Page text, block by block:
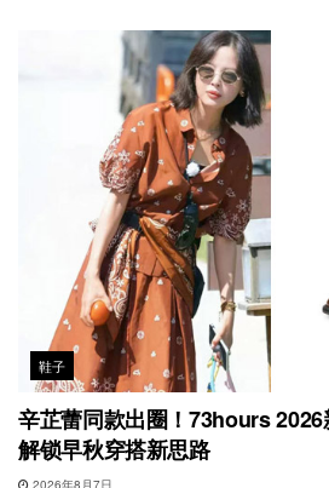
鞋子
辛芷蕾同款出圈！73hours
解锁早秋穿搭新思路
2026年8月7日